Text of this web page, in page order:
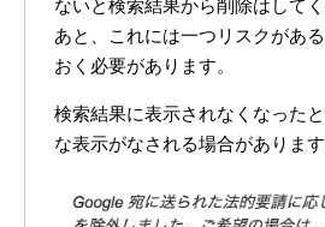
ないと検索結果から削除はしてく
あと、これには一つリスクがあ
おく必要があります。
検索結果に表示されなくなった
な表示がなされる場合があります